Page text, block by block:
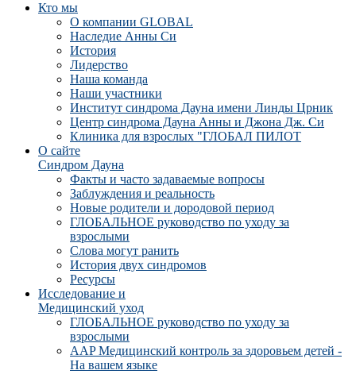
Кто мы
О компании GLOBAL
Наследие Анны Си
История
Лидерство
Наша команда
Наши участники
Институт синдрома Дауна имени Линды Црник
Центр синдрома Дауна Анны и Джона Дж. Си
Клиника для взрослых "ГЛОБАЛ ПИЛОТ
О сайте
Синдром Дауна
Факты и часто задаваемые вопросы
Заблуждения и реальность
Новые родители и дородовой период
ГЛОБАЛЬНОЕ руководство по уходу за
взрослыми
Слова могут ранить
История двух синдромов
Ресурсы
Исследование и
Медицинский уход
ГЛОБАЛЬНОЕ руководство по уходу за
взрослыми
AAP Медицинский контроль за здоровьем детей -
На вашем языке